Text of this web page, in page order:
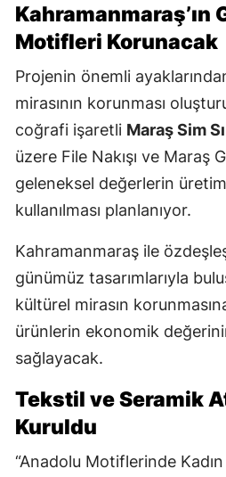
Kahramanmaraş’ın
Motifleri Korunacak
Projenin önemli
mirasının korunması
coğrafi işaretli Maraş Sim
üzere File Nakışı ve Maraş
geleneksel değerlerin
kullanılması planlanıyor.
Kahramanmaraş ile
günümüz tasarımlarıyla
kültürel mirasın
ürünlerin ekonomik
sağlayacak.
Tekstil ve Seramik
Kuruldu
“Anadolu Motiflerinde